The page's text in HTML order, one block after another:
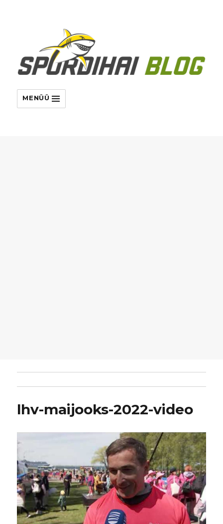
MENÜÜ
lhv-maijooks-2022-video